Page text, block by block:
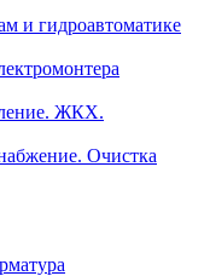
и гидроавтоматике
ЖКХ.
Очистка